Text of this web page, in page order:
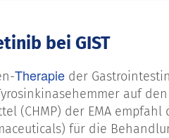
bei GIST
Therapie der
auf
(CHMP) der EMA
für die